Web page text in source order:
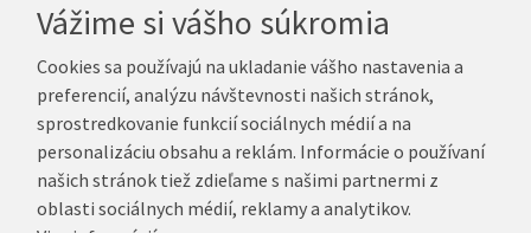
Telefón:+421 222 205 863
E-mail:info@k-sosovky.sk
Reklamačná adresa
Andrea Votavová
Revoluční 1017
290 01 Poděbrady
Vážime si vášho súkromia
Cookies sa používajú na ukladanie vášho nastavenia a
preferencií, analýzu návštevnosti našich stránok,
sprostredkovanie funkcií sociálnych médií a na
personalizáciu obsahu a reklám. Informácie o používaní
našich stránok tiež zdieľame s našimi partnermi z
oblasti sociálnych médií, reklamy a analytikov.